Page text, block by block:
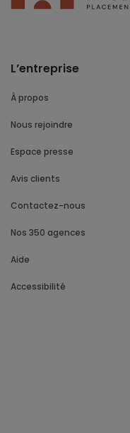
L’entreprise
À propos
Nous rejoindre
Espace presse
Avis clients
Contactez-nous
Nos 350 agences
Aide
Accessibilité